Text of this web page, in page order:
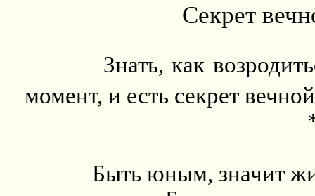
Секрет
Знать, как
момент, и есть секрет
Быть юным, значит